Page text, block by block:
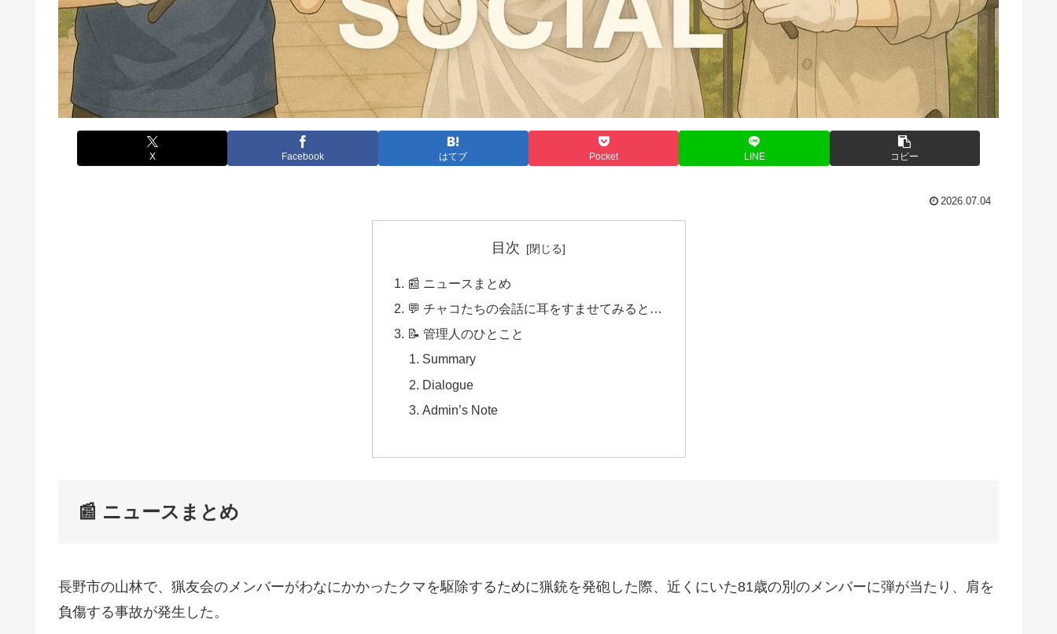
X Facebook はてブ Pocket LINE コピー
2026.07.04
目次
📰 ニュースまとめ
💬 チャコたちの会話に耳をすませてみると…
📝 管理人のひとこと
Summary
Dialogue
Admin’s Note
📰 ニュースまとめ
長野市の山林で、猟友会のメンバーがわなにかかったクマを駆除するために猟銃を発砲した際、近くにいた81歳の別のメンバーに弾が当たり、肩を
負傷する事故が発生した。